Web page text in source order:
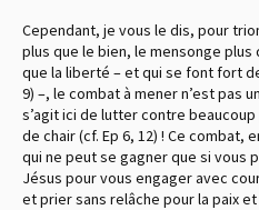
Cependant, je vous le dis, pour
plus que le bien, le mensonge
que la liberté – et qui se font fort
9) –, le combat à mener n’est pas
s’agit ici de lutter contre
de chair (cf. Ep 6, 12) ! Ce
qui ne peut se gagner que si vous
Jésus pour vous engager avec
et prier sans relâche pour la paix